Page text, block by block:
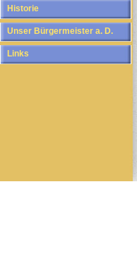
Historie
Unser Bürgermeister a. D.
Links